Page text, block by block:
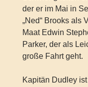
der er im Mai in
„Ned“ Brooks als
Maat Edwin
Parker, der als
große Fahrt geht.
Kapitän Dudley